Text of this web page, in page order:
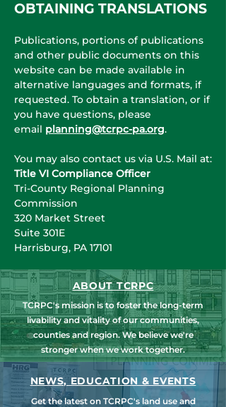
OBTAINING TRANSLATIONS
Publications, portions of publications
and other public documents on this
website can be made available in
alternative languages and formats, if
requested. To obtain a translation, or if
you have questions, please
email planning@tcrpc-pa.org.
You may also contact us via U.S. Mail at:
Title VI Compliance Officer
Tri-County Regional Planning
Commission
320 Market Street
Suite 301E
Harrisburg, PA 17101
ABOUT TCRPC
TCRPC's mission is to foster the long-term
livability and vitality of our communities,
counties and region. We believe we're
stronger when we work together.
NEWS, EDUCATION & EVENTS
Get the latest on TCRPC's land use and